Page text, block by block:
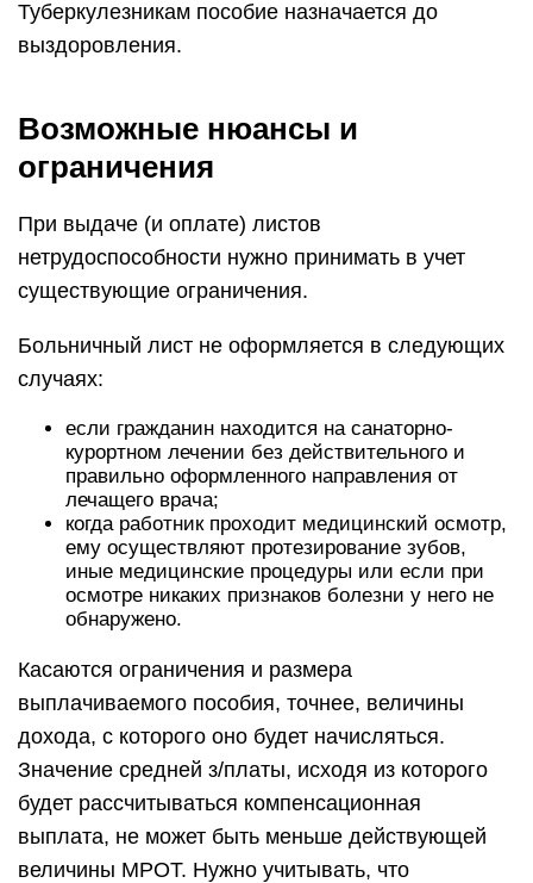
Туберкулезникам пособие назначается до
выздоровления.
Возможные нюансы и
ограничения
При выдаче (и оплате) листов
нетрудоспособности нужно принимать в учет
существующие ограничения.
Больничный лист не оформляется в следующих
случаях:
если гражданин находится на санаторно-
курортном лечении без действительного и
правильно оформленного направления от
лечащего врача;
когда работник проходит медицинский осмотр,
ему осуществляют протезирование зубов,
иные медицинские процедуры или если при
осмотре никаких признаков болезни у него не
обнаружено.
Касаются ограничения и размера
выплачиваемого пособия, точнее, величины
дохода, с которого оно будет начисляться.
Значение средней з/платы, исходя из которого
будет рассчитываться компенсационная
выплата, не может быть меньше действующей
величины МРОТ. Нужно учитывать, что